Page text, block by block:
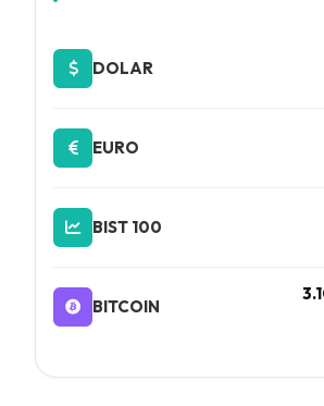
DOLAR
EURO
BIST 100
BITCOIN